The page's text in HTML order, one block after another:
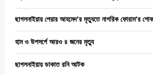
ছাগলনাইয়ায় পেয়ার আহমেদ’র মৃত্যুতে নাগরিক ফোরাম’র
হাম ও উপসর্গে আরও ৪ জনের মৃত্যু
ছাগলনাইয়ায় ডাকাত রনি আটক